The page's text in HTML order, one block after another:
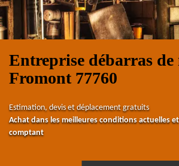
Entreprise débarras de
Fromont 77760
Estimation, devis et déplacement gratuits
Achat dans les meilleures conditions actuelles
comptant